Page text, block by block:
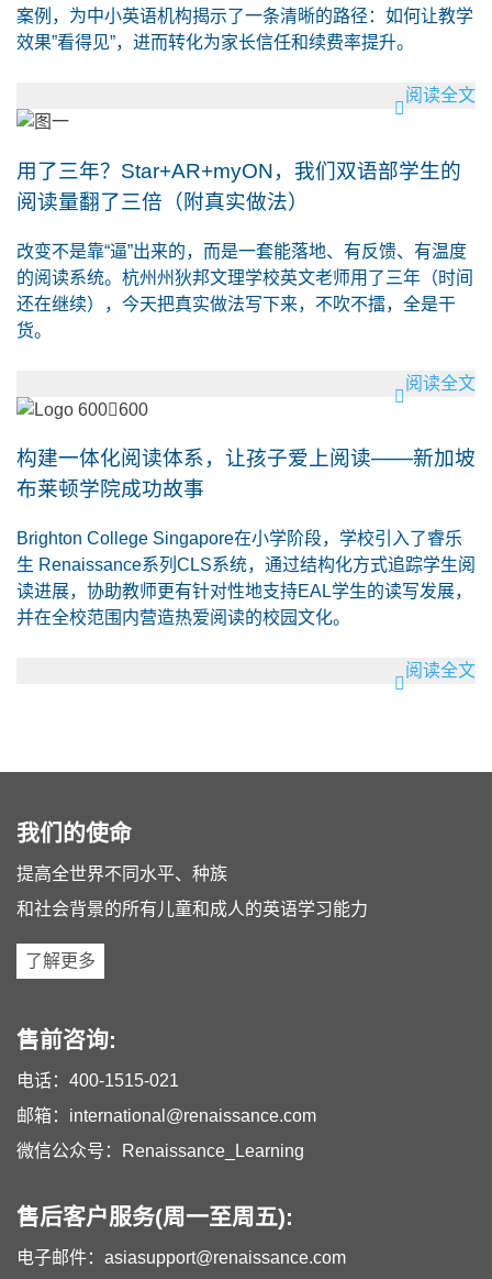
案例，为中小英语机构揭示了一条清晰的路径：如何让教学
效果”看得见”，进而转化为家长信任和续费率提升。
阅读全文
用了三年？Star+AR+myON，我们双语部学生的
阅读量翻了三倍（附真实做法）
改变不是靠“逼”出来的，而是一套能落地、有反馈、有温度
的阅读系统。杭州州狄邦文理学校英文老师用了三年（时间
还在继续），今天把真实做法写下来，不吹不擂，全是干
货。
阅读全文
构建一体化阅读体系，让孩子爱上阅读——新加坡
布莱顿学院成功故事
Brighton College Singapore在小学阶段，学校引入了睿乐
生 Renaissance系列CLS系统，通过结构化方式追踪学生阅
读进展，协助教师更有针对性地支持EAL学生的读写发展，
并在全校范围内营造热爱阅读的校园文化。
阅读全文
我们的使命
提高全世界不同水平、种族
和社会背景的所有儿童和成人的英语学习能力
了解更多
售前咨询:
电话： 400-1515-021
邮箱： international@renaissance.com
微信公众号：Renaissance_Learning
售后客户服务(周一至周五):
电子邮件： asiasupport@renaissance.com